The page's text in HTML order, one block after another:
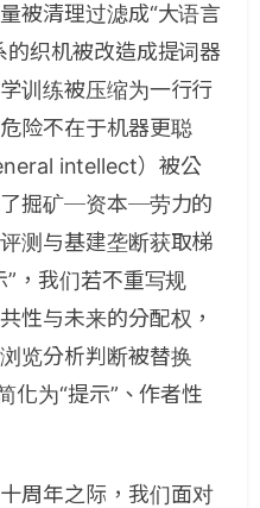
被清理过滤成“大语言
织机被改造成提词器
训练被压缩为一行行
险不在于机器更聪
intellect）被公
了掘矿─资本─劳力的
测与基建垄断获取梯
，我们若不重写规
性与未来的分配权，
览分析判断被替换
化为“提示”、作者性
周年之际，我们面对